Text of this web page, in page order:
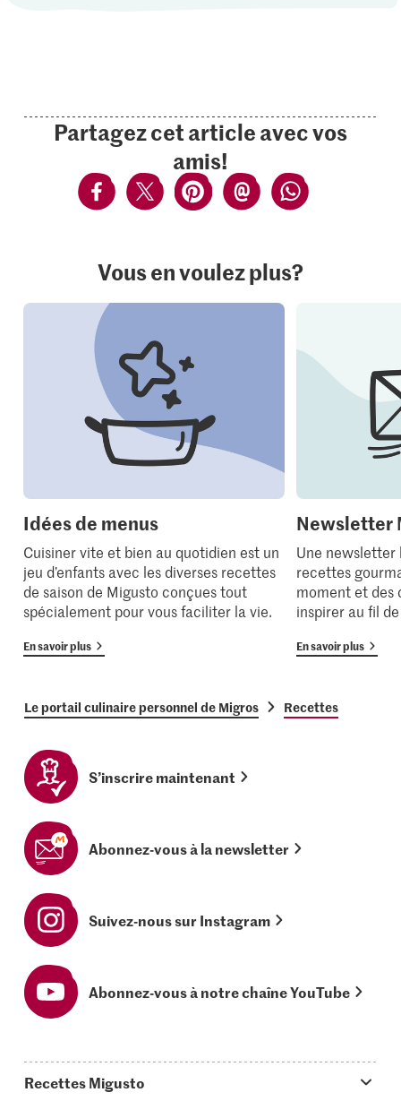
Partagez cet article avec vos
amis!
Vous en voulez plus?
Idées de menus
Cuisiner vite et bien au quotidien est un
jeu d’enfants avec les diverses recettes
de saison de Migusto conçues tout
spécialement pour vous faciliter la vie.
En savoir plus
Newsletter
Une newsletter
recettes
moment et des
inspirer au fil
En savoir plus
Le portail culinaire personnel de Migros Recettes
S’inscrire maintenant
Abonnez-vous à la newsletter
Suivez-nous sur Instagram
Abonnez-vous à notre chaîne YouTube
Recettes Migusto